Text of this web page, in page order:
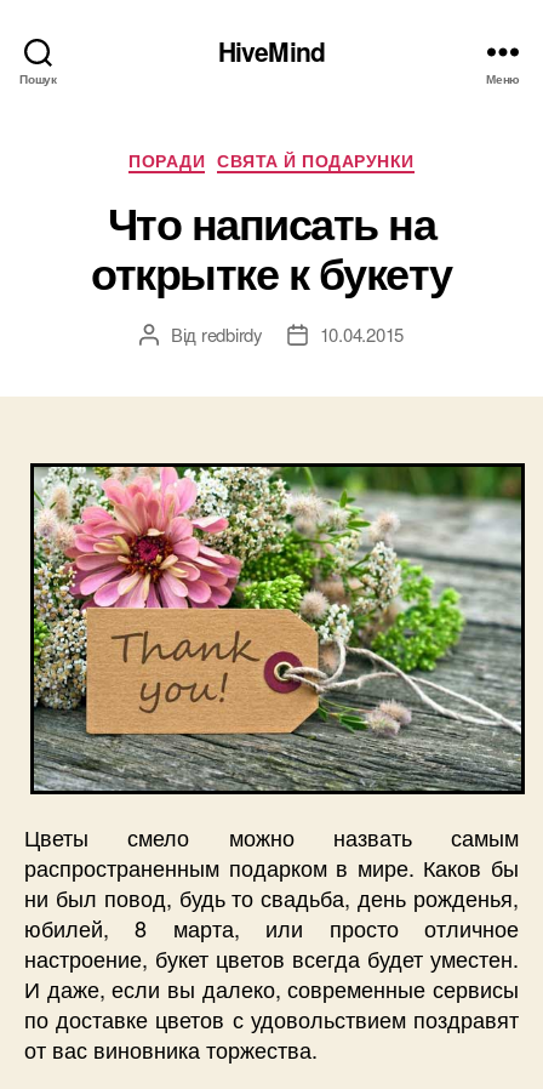
Пошук
HiveMind
Меню
Категорії
ПОРАДИ СВЯТА Й ПОДАРУНКИ
Что написать на
открытке к букету
Автор
Від redbirdy
Дата10.04.2015
Цветы смело можно назвать самым
распространенным подарком в мире. Каков бы
ни был повод, будь то свадьба, день рожденья,
юбилей, 8 марта, или просто отличное
настроение, букет цветов всегда будет уместен.
И даже, если вы далеко, современные сервисы
по доставке цветов с удовольствием поздравят
от вас виновника торжества.